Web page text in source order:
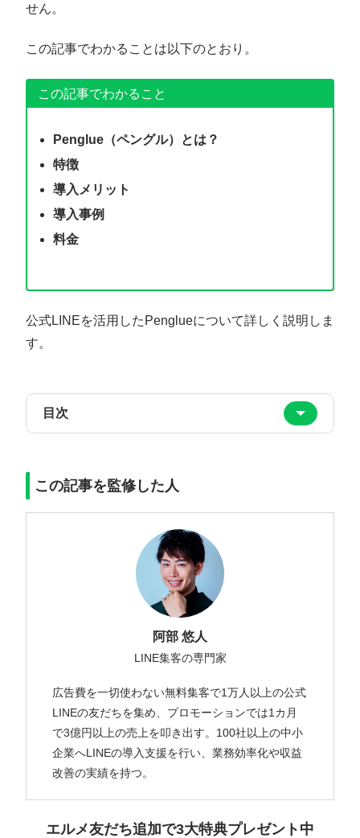
せん。
この記事でわかることは以下のとおり。
この記事でわかること
Penglue（ペングル）とは？
特徴
導入メリット
導入事例
料金
公式LINEを活用したPenglueについて詳しく説明しま
す。
目次
この記事を監修した人
阿部 悠人
LINE集客の専門家
広告費を一切使わない無料集客で1万人以上の公式
LINEの友だちを集め、プロモーションでは1カ月
で3億円以上の売上を叩き出す。100社以上の中小
企業へLINEの導入支援を行い、業務効率化や収益
改善の実績を持つ。
エルメ友だち追加で3大特典プレゼント中